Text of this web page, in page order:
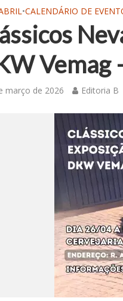
•CALENDÁRIO DE
Vemag
março de 2026 Editoria B